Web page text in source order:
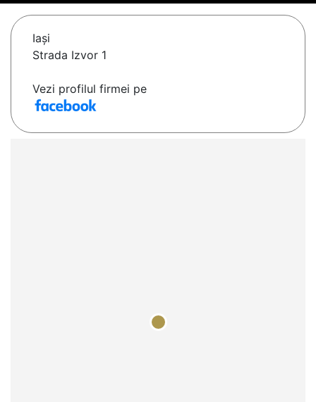
Iaşi
Strada Izvor 1
Vezi profilul firmei pe